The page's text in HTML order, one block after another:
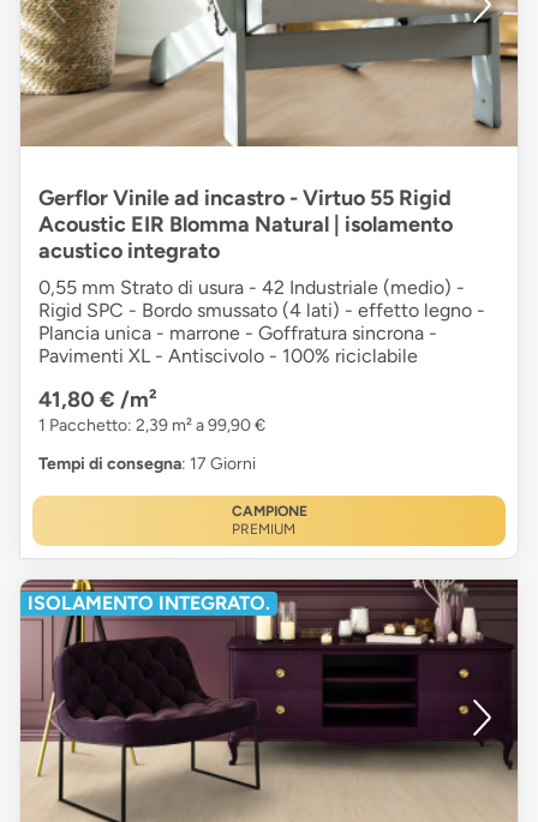
Gerflor Vinile ad incastro - Virtuo 55 Rigid
Acoustic EIR Blomma Natural | isolamento
acustico integrato
0,55 mm Strato di usura - 42 Industriale (medio) -
Rigid SPC - Bordo smussato (4 lati) - effetto legno -
Plancia unica - marrone - Goffratura sincrona -
Pavimenti XL - Antiscivolo - 100% riciclabile
41,80 € /m²
1 Pacchetto: 2,39 m² a 99,90 €
Tempi di consegna: 17 Giorni
CAMPIONE
PREMIUM
ISOLAMENTO INTEGRATO.